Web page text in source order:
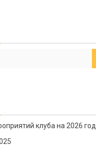
клуба на 2026 год